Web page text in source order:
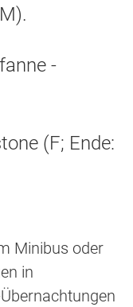
-
(F; Ende:
Minibus oder
in